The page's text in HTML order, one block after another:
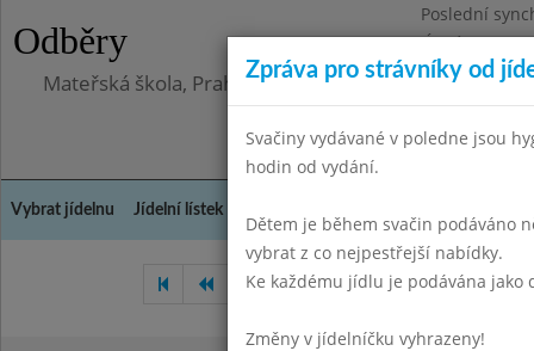
Odběry
Poslední
Úterý
Mateřská škola, Praha 10, Kodaňská 989/14,
Vybrat jídelnu Jídelní lístek
Listopad 2023 Prosinec
Zpráva pro strávníky od
Svačiny vydávané v poledne jsou
hodin od vydání.
Dětem je během svačin podáváno
vybrat z co nejpestřejší nabídky.
Ke každému jídlu je podávána jako
Změny v jídelníčku vyhrazeny!